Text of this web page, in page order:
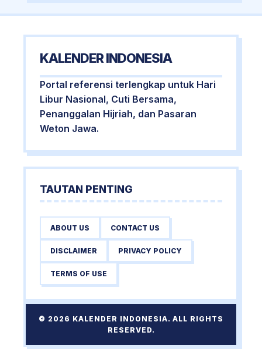
KALENDER INDONESIA
Portal referensi terlengkap untuk Hari
Libur Nasional, Cuti Bersama,
Penanggalan Hijriah, dan Pasaran
Weton Jawa.
TAUTAN PENTING
ABOUT US CONTACT US
DISCLAIMER PRIVACY POLICY
TERMS OF USE
© 2026 KALENDER INDONESIA. ALL RIGHTS
RESERVED.